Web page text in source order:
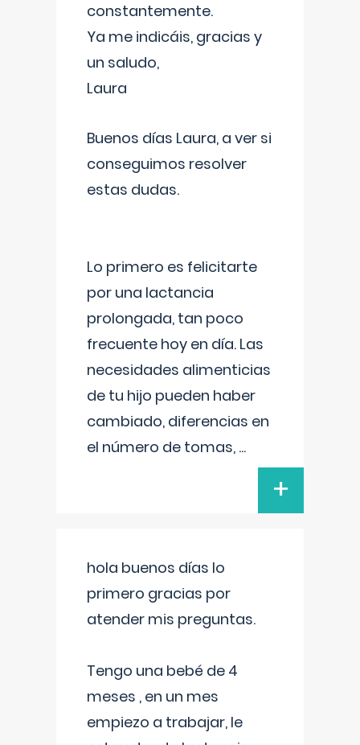
constantemente.
Ya me indicáis, gracias y
un saludo,
Laura
Buenos días Laura, a ver si
conseguimos resolver
estas dudas.
Lo primero es felicitarte
por una lactancia
prolongada, tan poco
frecuente hoy en día. Las
necesidades alimenticias
de tu hijo pueden haber
cambiado, diferencias en
el número de tomas, ...
+
hola buenos días lo
primero gracias por
atender mis preguntas.
Tengo una bebé de 4
meses , en un mes
empiezo a trabajar, le